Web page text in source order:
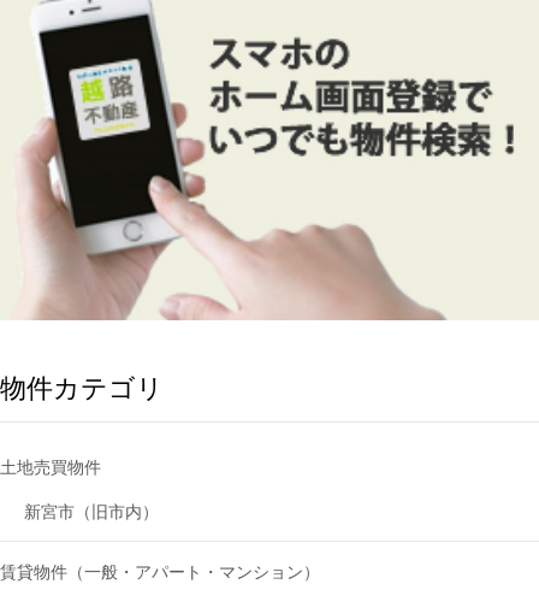
物件カテゴリ
土地売買物件
新宮市（旧市内）
賃貸物件（一般・アパート・マンション）